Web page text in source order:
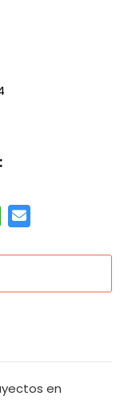
en